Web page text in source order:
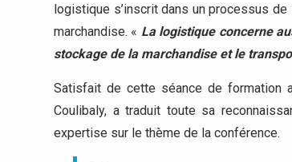
logistique s’inscrit dans un processus
marchandise. « La logistique concerne
stockage de la marchandise et le
Satisfait de cette séance de formation
Coulibaly, a traduit toute sa
expertise sur le thème de la conférence.